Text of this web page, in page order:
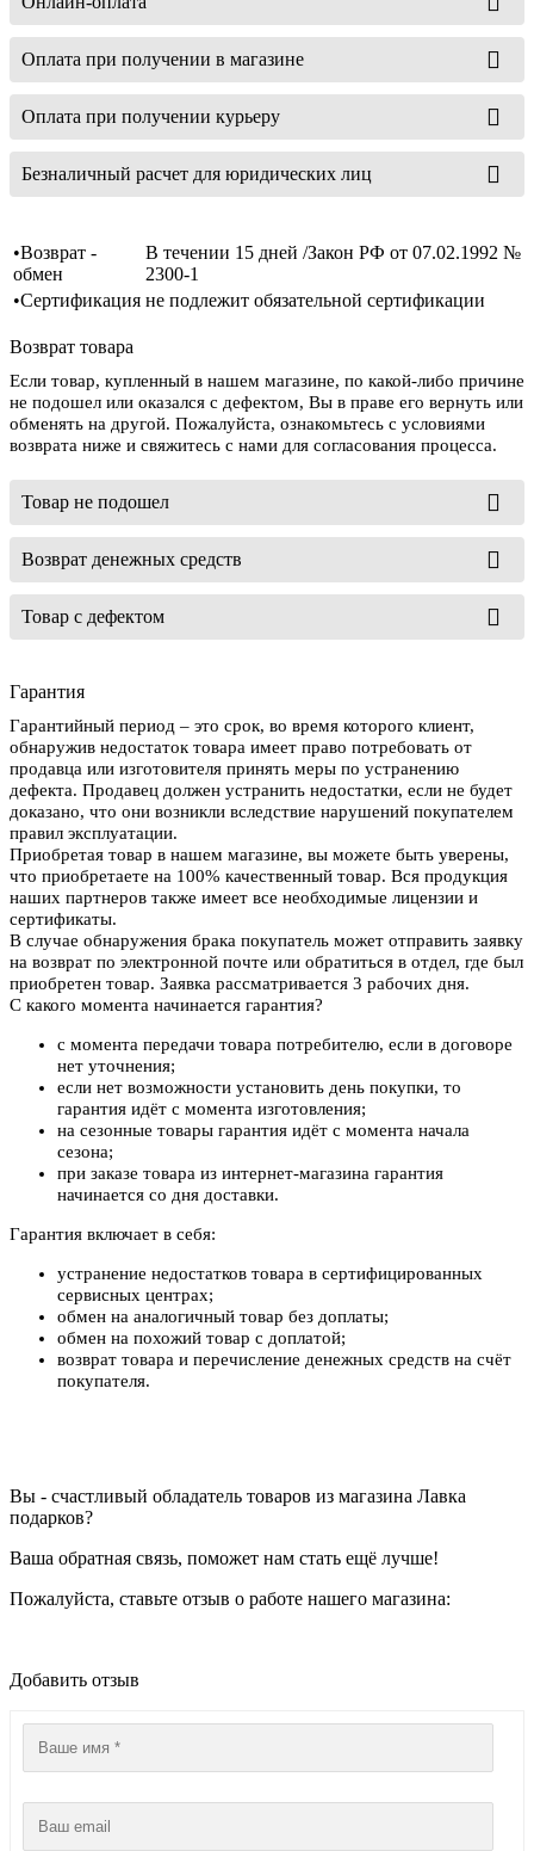
Оплата при получении в магазине
Оплата при получении курьеру
Безналичный расчет для юридических лиц
•Возврат -
обмен
В течении 15 дней /Закон РФ от 07.02.1992 №
2300-1
•Сертификация не подлежит обязательной сертификации
Возврат товара
Если товар, купленный в нашем магазине, по какой-либо причине
не подошел или оказался с дефектом, Вы в праве его вернуть или
обменять на другой. Пожалуйста, ознакомьтесь с условиями
возврата ниже и свяжитесь с нами для согласования процесса.
Товар не подошел
Возврат денежных средств
Товар с дефектом
Гарантия
Гарантийный период – это срок, во время которого клиент,
обнаружив недостаток товара имеет право потребовать от
продавца или изготовителя принять меры по устранению
дефекта. Продавец должен устранить недостатки, если не будет
доказано, что они возникли вследствие нарушений покупателем
правил эксплуатации.
Приобретая товар в нашем магазине, вы можете быть уверены,
что приобретаете на 100% качественный товар. Вся продукция
наших партнеров также имеет все необходимые лицензии и
сертификаты.
В случае обнаружения брака покупатель может отправить заявку
на возврат по электронной почте или обратиться в отдел, где был
приобретен товар. Заявка рассматривается 3 рабочих дня.
С какого момента начинается гарантия?
с момента передачи товара потребителю, если в договоре
нет уточнения;
если нет возможности установить день покупки, то
гарантия идёт с момента изготовления;
на сезонные товары гарантия идёт с момента начала
сезона;
при заказе товара из интернет-магазина гарантия
начинается со дня доставки.
Гарантия включает в себя:
устранение недостатков товара в сертифицированных
сервисных центрах;
обмен на аналогичный товар без доплаты;
обмен на похожий товар с доплатой;
возврат товара и перечисление денежных средств на счёт
покупателя.
Вы - счастливый обладатель товаров из магазина Лавка
подарков?
Ваша обратная связь, поможет нам стать ещё лучше!
Пожалуйста, ставьте отзыв о работе нашего магазина:
Добавить отзыв